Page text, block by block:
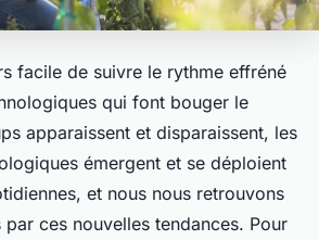
facile de suivre le rythme effréné
qui font bouger le
apparaissent et disparaissent, les
émergent et se déploient
et nous nous retrouvons
par ces nouvelles tendances. Pour